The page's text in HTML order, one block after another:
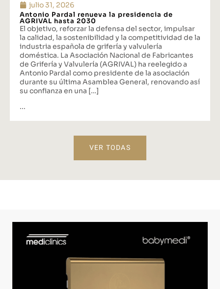
julio 31, 2026
Antonio Pardal renueva la presidencia de
AGRIVAL hasta 2030
El objetivo, reforzar la defensa del sector, impulsar
la calidad, la sostenibilidad y la competitividad de la
industria española de grifería y valvulería
doméstica. La Asociación Nacional de Fabricantes
de Grifería y Valvulería (AGRIVAL) ha reelegido a
Antonio Pardal como presidente de la asociación
durante su última Asamblea General, renovando así
su confianza en una […]
...
VER TODAS